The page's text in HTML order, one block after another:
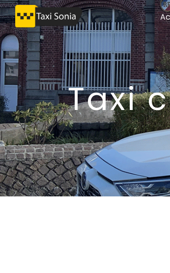
taxi
Panneau de gestion des cookies